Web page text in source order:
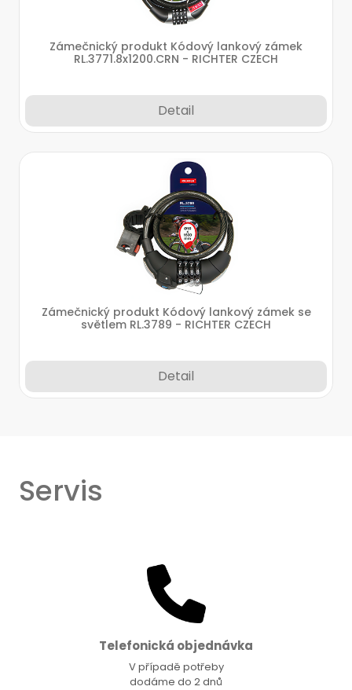
Zámečnický produkt Kódový lankový zámek
RL.3771.8x1200.CRN - RICHTER CZECH
Detail
Zámečnický produkt Kódový lankový zámek se
světlem RL.3789 - RICHTER CZECH
Detail
Servis
Telefonická objednávka
V případě potřeby
dodáme do 2 dnů